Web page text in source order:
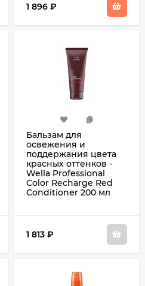
1 896 ₽
Бальзам для
освежения и
поддержания цвета
красных оттенков -
Wella Professional
Color Recharge Red
Conditioner 200 мл
1 813 ₽